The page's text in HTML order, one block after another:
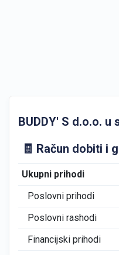
BUDDY' S d.o.o.
🧾 Račun dobiti i
Ukupni prihodi
Poslovni prihodi
Poslovni rashodi
Financijski prihodi